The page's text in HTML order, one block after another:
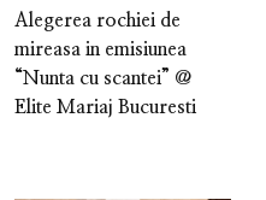
Alegerea rochiei de
mireasa in emisiunea
“Nunta cu scantei” @
Elite Mariaj Bucuresti